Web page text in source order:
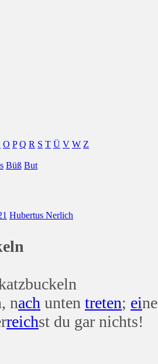
O P Q R S T Ü V W Z
Büß But
Hubertus Nerlich
nach unten treten; eine
reichst du gar nichts!